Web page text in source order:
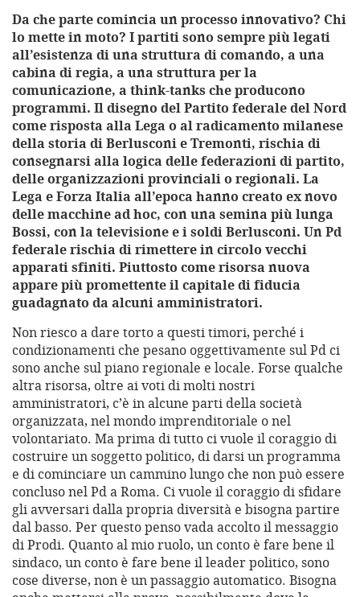
Da che parte comincia un processo innovativo? Chi
lo mette in moto? I partiti sono sempre più legati
all’esistenza di una struttura di comando, a una
cabina di regia, a una struttura per la
comunicazione, a think-tanks che producono
programmi. Il disegno del Partito federale del Nord
come risposta alla Lega o al radicamento milanese
della storia di Berlusconi e Tremonti, rischia di
consegnarsi alla logica delle federazioni di partito,
delle organizzazioni provinciali o regionali. La
Lega e Forza Italia all’epoca hanno creato ex novo
delle macchine ad hoc, con una semina più lunga
Bossi, con la televisione e i soldi Berlusconi. Un Pd
federale rischia di rimettere in circolo vecchi
apparati sfiniti. Piuttosto come risorsa nuova
appare più promettente il capitale di fiducia
guadagnato da alcuni amministratori.
Non riesco a dare torto a questi timori, perché i
condizionamenti che pesano oggettivamente sul Pd ci
sono anche sul piano regionale e locale. Forse qualche
altra risorsa, oltre ai voti di molti nostri
amministratori, c’è in alcune parti della società
organizzata, nel mondo imprenditoriale o nel
volontariato. Ma prima di tutto ci vuole il coraggio di
costruire un soggetto politico, di darsi un programma
e di cominciare un cammino lungo che non può essere
concluso nel Pd a Roma. Ci vuole il coraggio di sfidare
gli avversari dalla propria diversità e bisogna partire
dal basso. Per questo penso vada accolto il messaggio
di Prodi. Quanto al mio ruolo, un conto è fare bene il
sindaco, un conto è fare bene il leader politico, sono
cose diverse, non è un passaggio automatico. Bisogna